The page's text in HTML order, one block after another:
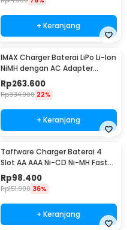
+ Keranjang
IMAX Charger Baterai LiPo Li-Ion
NiMH dengan AC Adapter
Integrated - B6AC
Rp263.600
Rp334.900 22%
+ Keranjang
Taffware Charger Baterai 4
Slot AA AAA Ni-CD Ni-MH Fast
Charging LCD - C905W
Rp98.400
Rp151.900 36%
+ Keranjang